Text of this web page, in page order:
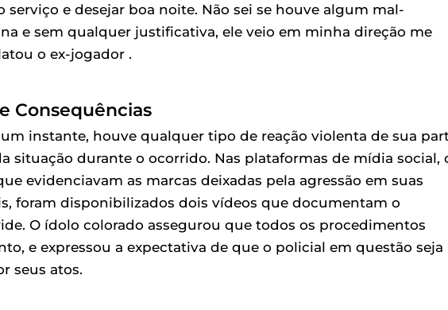
e desejar boa noite. Não sei se houve algum mal-
e sem qualquer justificativa, ele veio em minha direção me
o ex-jogador .
Consequências
instante, houve qualquer tipo de reação violenta de sua
situação durante o ocorrido. Nas plataformas de mídia social,
evidenciavam as marcas deixadas pela agressão em suas
foram disponibilizados dois vídeos que documentam o
O ídolo colorado assegurou que todos os procedimentos
e expressou a expectativa de que o policial em questão seja
seus atos.